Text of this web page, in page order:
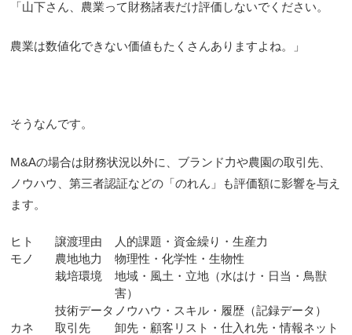
「山下さん、農業って財務諸表だけ評価しないでください。
農業は数値化できない価値もたくさんありますよね。」
そうなんです。
M&Aの場合は財務状況以外に、ブランド力や農園の取引先、
ノウハウ、第三者認証などの「のれん」も評価額に影響を与え
ます。
ヒト 譲渡理由
人的課題・資金繰り・生産力
モノ
農地地力
物理性・化学性・生物性
栽培環境
地域・風土・立地（水はけ・日当・鳥獣
害）
技術データ ノウハウ・スキル・履歴（記録データ）
カネ
取引先
卸先・顧客リスト・仕入れ先・情報ネット